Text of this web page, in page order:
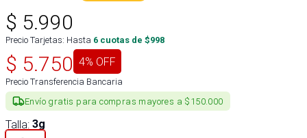
$ 5.990
Precio Tarjetas: Hasta 6 cuotas de $998
$ 5.750 4% OFF
Precio Transferencia Bancaria
Envío gratis para compras mayores a $150.000
Talla: 3g